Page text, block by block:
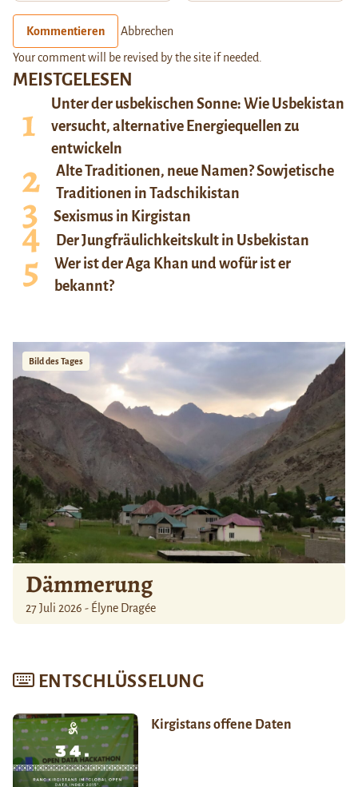
MEISTGELESEN
Unter der usbekischen Sonne: Wie Usbekistan
versucht, alternative Energiequellen zu
entwickeln
Alte Traditionen, neue Namen? Sowjetische
Traditionen in Tadschikistan
Sexismus in Kirgistan
Der Jungfräulichkeitskult in Usbekistan
Wer ist der Aga Khan und wofür ist er
bekannt?
Bild des Tages
Dämmerung
27 Juli 2026 - Élyne Dragée
ENTSCHLÜSSELUNG
Kirgistans offene Daten
Kommentieren Abbrechen
Your comment will be revised by the site if needed.